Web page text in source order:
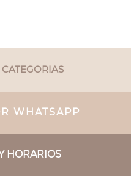
WHATSAPP
HORARIOS